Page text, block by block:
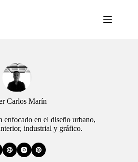
Carlos Marín
enfocado en el diseño urbano,
industrial y gráfico.